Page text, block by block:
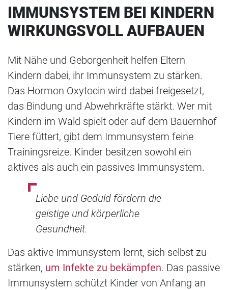
IMMUNSYSTEM BEI KINDERN
WIRKUNGSVOLL AUFBAUEN
Mit Nähe und Geborgenheit helfen Eltern
Kindern dabei, ihr Immunsystem zu stärken.
Das Hormon Oxytocin wird dabei freigesetzt,
das Bindung und Abwehrkräfte stärkt. Wer mit
Kindern im Wald spielt oder auf dem Bauernhof
Tiere füttert, gibt dem Immunsystem feine
Trainingsreize. Kinder besitzen sowohl ein
aktives als auch ein passives Immunsystem.
Liebe und Geduld fördern die
geistige und körperliche
Gesundheit.
Das aktive Immunsystem lernt, sich selbst zu
stärken, um Infekte zu bekämpfen. Das passive
Immunsystem schützt Kinder von Anfang an